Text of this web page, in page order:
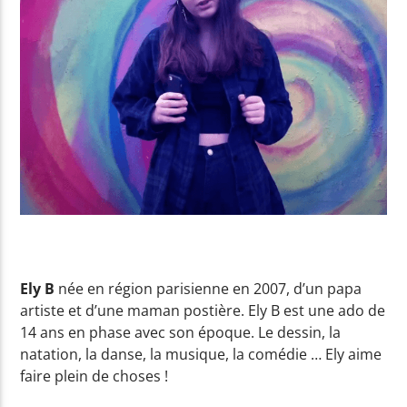
Yellow Radio
Yellow Riviera
Yellow Party
Ely B née en région parisienne en 2007, d’un papa
artiste et d’une maman postière. Ely B est une ado de
14 ans en phase avec son époque. Le dessin, la
natation, la danse, la musique, la comédie … Ely aime
faire plein de choses !